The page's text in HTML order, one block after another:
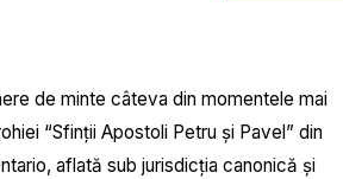
de minte câteva din momentele mai
“Sfinții Apostoli Petru și Pavel” din
aflată sub jurisdicția canonică și